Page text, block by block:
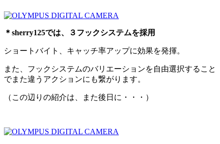
＊sherry125では、３フックシステムを採用
ショートバイト、キャッチ率アップに効果を発揮。
また、フックシステムのバリエーションを自由選択すること
でまた違うアクションにも繋がります。
（この辺りの紹介は、また後日に・・・）